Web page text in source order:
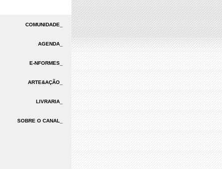
COMUNIDADE_
AGENDA_
E-NFORMES_
ARTE&AÇÃO_
LIVRARIA_
SOBRE O CANAL_